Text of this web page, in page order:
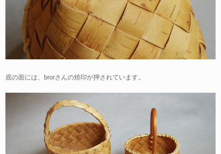
底の面には、brorさんの焼印が押されています。